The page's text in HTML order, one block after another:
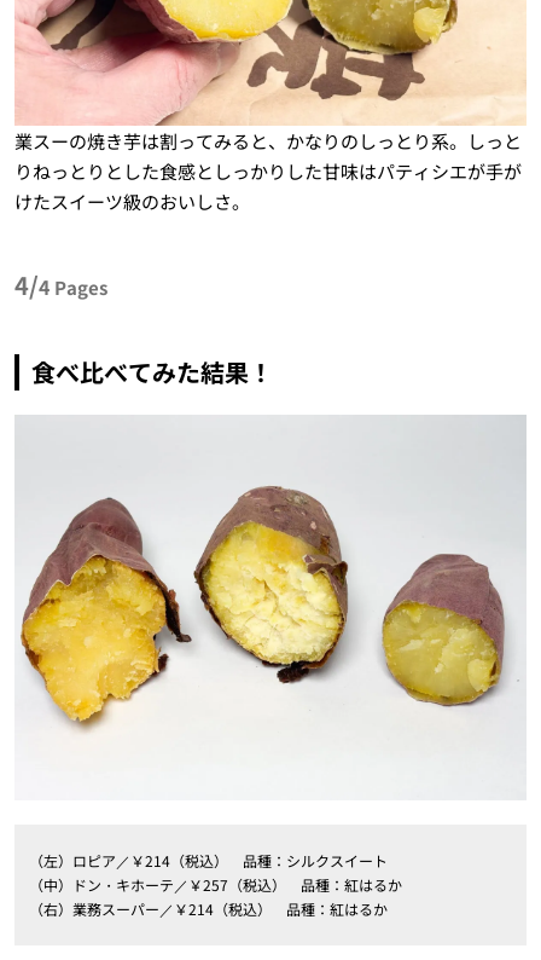
業スーの焼き芋は割ってみると、かなりのしっとり系。しっと
りねっとりとした食感としっかりした甘味はパティシエが手が
けたスイーツ級のおいしさ。
4/4 Pages
食べ比べてみた結果！
（左）ロピア／￥214（税込） 品種：シルクスイート
（中）ドン・キホーテ／￥257（税込） 品種：紅はるか
（右）業務スーパー／￥214（税込） 品種：紅はるか